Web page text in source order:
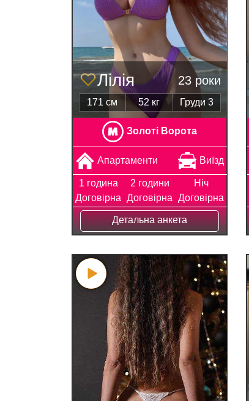
Лілія 23 роки
171 см 52 кг Груди 3
Золоті Ворота
Апартаменти Виїзд
1 година
Договірна
2 години
Договірна
Ніч
Договірна
Детальна анкета